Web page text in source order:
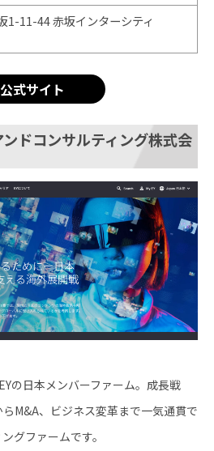
1-11-44 赤坂インターシティ
公式サイト
ドコンサルティング株式会
の日本メンバーファーム。成長戦
M&A、ビジネス変革まで一気通貫で
グファームです。